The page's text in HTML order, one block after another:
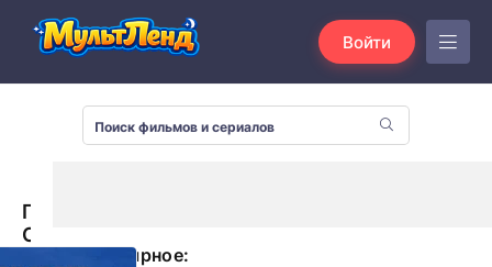
Войти
Господство
Суперменов
Популярное: